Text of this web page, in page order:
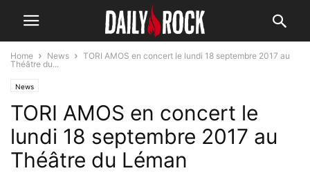
Home News
TORI AMOS en concert le lundi 18 septembre 2017 au
Théâtre du...
News
TORI AMOS en concert le
lundi 18 septembre 2017 au
Théâtre du Léman